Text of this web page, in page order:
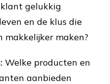
gelukkig
en de klus die
makkelijker maken?
Welke producten en
aanbieden